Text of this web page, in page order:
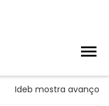
mostra avanço da